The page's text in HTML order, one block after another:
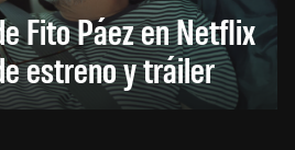
Fito Páez en Netflix
estreno y tráiler